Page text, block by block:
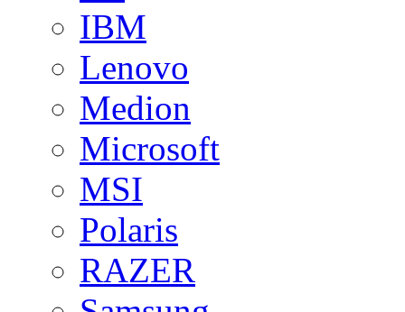
IBM
Lenovo
Medion
Microsoft
MSI
Polaris
RAZER